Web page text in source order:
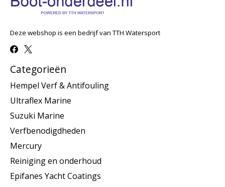
Deze webshop is een bedrijf van TTH Watersport
Categorieën
Hempel Verf & Antifouling
Ultraflex Marine
Suzuki Marine
Verfbenodigdheden
Mercury
Reiniging en onderhoud
Epifanes Yacht Coatings